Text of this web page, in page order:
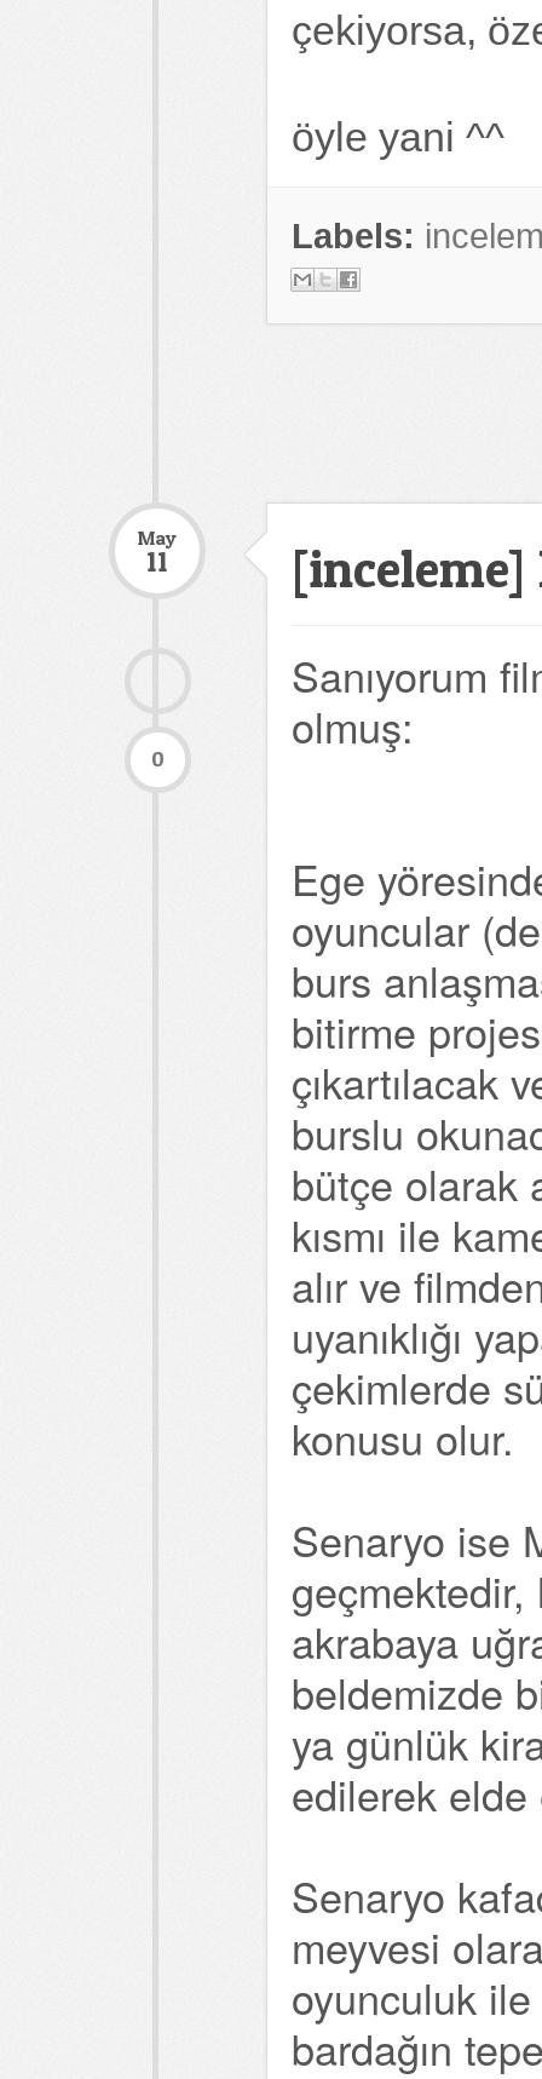
çekiyorsa,
öyle yani ^^
Labels:
May
11
0
Sanıyorum
olmuş:
Ege
oyuncular
burs
bitirme
çıkartılacak
burslu
bütçe olarak
kısmı ile
alır ve
uyanıklığı
çekimlerde
konusu olur.
Senaryo ise
akrabaya
beldemizde
ya günlük
edilerek
Senaryo
meyvesi
oyunculuk
bardağın